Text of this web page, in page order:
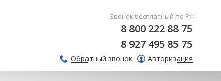
Звонок бесплатный по РФ
8 800 222 88 75
8 927 495 85 75
Обратный звонок Авторизация